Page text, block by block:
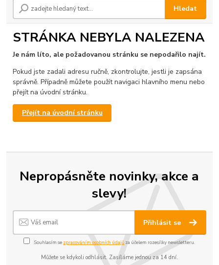
Hledat
STRÁNKA NEBYLA NALEZENA
Je nám líto, ale požadovanou stránku se nepodařilo najít.
Pokud jste zadali adresu ručně, zkontrolujte, jestli je zapsána
správně. Případně můžete použít navigaci hlavního menu nebo
přejít na úvodní stránku.
Přejít na úvodní stránku
Nepropásněte novinky, akce a
slevy!
Přihlásit se
Souhlasím se zpracováním osobních údajů za účelem rozesílky newsletteru.
Můžete se kdykoli odhlásit. Zasíláme jednou za 14 dní.